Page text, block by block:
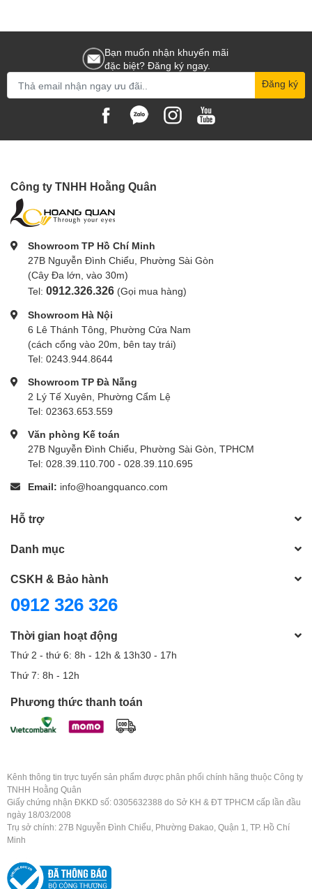
Bạn muốn nhận khuyến mãi
đặc biệt? Đăng ký ngay.
Đăng ký
Công ty TNHH Hoằng Quân
Showroom TP Hồ Chí Minh
27B Nguyễn Đình Chiểu, Phường Sài Gòn
(Cây Đa lớn, vào 30m)
Tel: 0912.326.326 (Gọi mua hàng)
Showroom Hà Nội
6 Lê Thánh Tông, Phường Cửa Nam
(cách cổng vào 20m, bên tay trái)
Tel: 0243.944.8644
Showroom TP Đà Nẵng
2 Lý Tế Xuyên, Phường Cẩm Lệ
Tel: 02363.653.559
Văn phòng Kế toán
27B Nguyễn Đình Chiểu, Phường Sài Gòn, TPHCM
Tel: 028.39.110.700 - 028.39.110.695
Email: info@hoangquanco.com
Hỗ trợ
Danh mục
CSKH & Bảo hành
0912 326 326
Thời gian hoạt động
Thứ 2 - thứ 6: 8h - 12h & 13h30 - 17h
Thứ 7: 8h - 12h
Phương thức thanh toán
Kênh thông tin trực tuyến sản phẩm được phân phối chính hãng thuộc Công ty
TNHH Hoằng Quân
Giấy chứng nhận ĐKKD số: 0305632388 do Sở KH & ĐT TPHCM cấp lần đầu
ngày 18/03/2008
Trụ sở chính: 27B Nguyễn Đình Chiểu, Phường Đakao, Quận 1, TP. Hồ Chí
Minh